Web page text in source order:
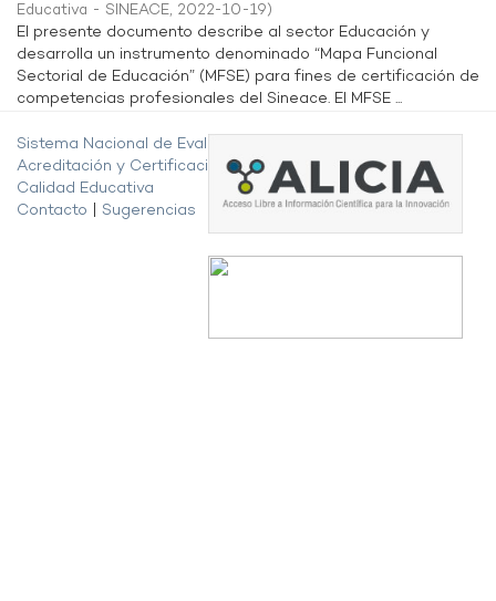
Educativa - SINEACE, 2022-10-19)
El presente documento describe al sector Educación y
desarrolla un instrumento denominado “Mapa Funcional
Sectorial de Educación” (MFSE) para fines de certificación de
competencias profesionales del Sineace. El MFSE ...
Sistema Nacional de Evaluación,
Acreditación y Certificación de la
Calidad Educativa
Contacto
Sugerencias